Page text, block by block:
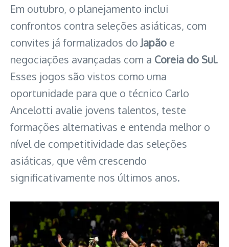
Em outubro, o planejamento inclui
confrontos contra seleções asiáticas, com
convites já formalizados do Japão e
negociações avançadas com a Coreia do Sul.
Esses jogos são vistos como uma
oportunidade para que o técnico Carlo
Ancelotti avalie jovens talentos, teste
formações alternativas e entenda melhor o
nível de competitividade das seleções
asiáticas, que vêm crescendo
significativamente nos últimos anos.